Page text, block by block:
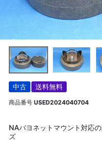
中古 送料無料
商品番号 USED2024040704
NAバヨネットマウント対応
ズ